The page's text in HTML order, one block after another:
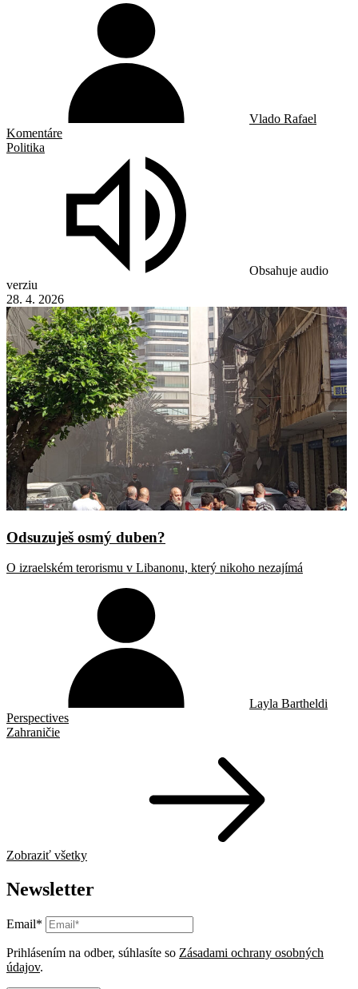
Vlado Rafael
Komentáre
Politika
Obsahuje audio
verziu
28. 4. 2026
Odsuzuješ osmý duben?
O izraelském terorismu v Libanonu, který nikoho nezajímá
Layla Bartheldi
Perspectives
Zahraničie
Zobraziť všetky
Newsletter
Email*
Prihlásením na odber, súhlasíte so Zásadami ochrany osobných
údajov.